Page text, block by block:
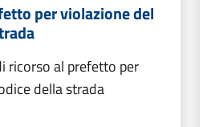
per violazione del
ricorso al prefetto per
della strada